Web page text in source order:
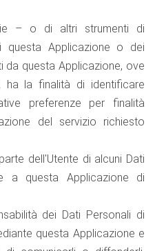
– o di altri strumenti di
Applicazione o dei
da questa Applicazione, ove
ha la finalità di identificare
preferenze per finalità
del servizio richiesto
dell'Utente di alcuni Dati
a questa Applicazione di
dei Dati Personali di
questa Applicazione e